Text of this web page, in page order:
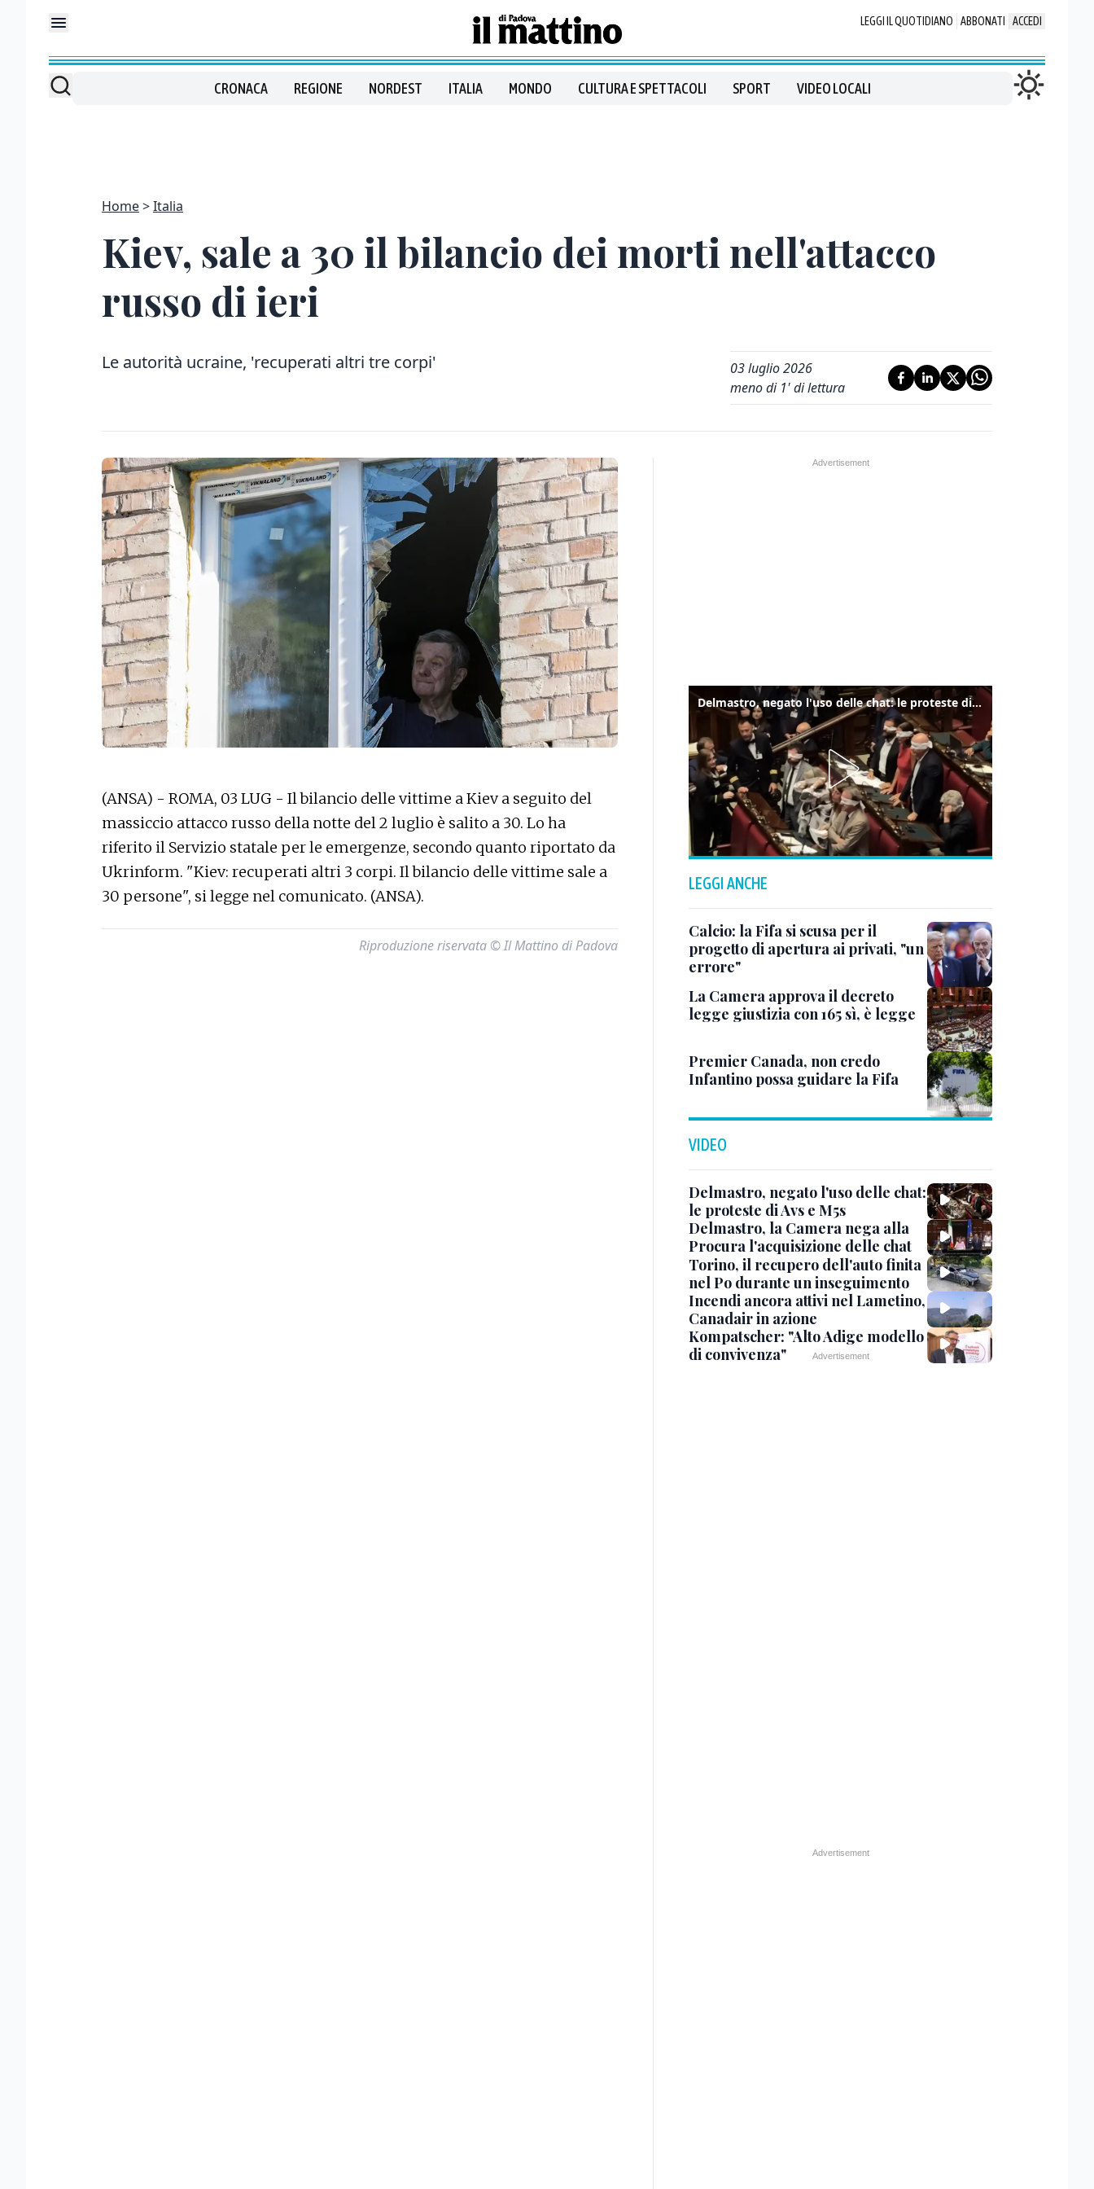
LEGGI IL QUOTIDIANO ABBONATI ACCEDI
CRONACA REGIONE NORDEST ITALIA MONDO CULTURA E SPETTACOLI SPORT VIDEO LOCALI
Home Italia
Kiev, sale a 30 il bilancio dei morti nell'attacco
russo di ieri
Le autorità ucraine, 'recuperati altri tre corpi'
03 luglio 2026
meno di 1' di lettura
(ANSA) - ROMA, 03 LUG - Il bilancio delle vittime a Kiev a seguito del
massiccio attacco russo della notte del 2 luglio è salito a 30. Lo ha
riferito il Servizio statale per le emergenze, secondo quanto riportato da
Ukrinform. "Kiev: recuperati altri 3 corpi. Il bilancio delle vittime sale a
30 persone", si legge nel comunicato. (ANSA).
Riproduzione riservata © Il Mattino di Padova
Delmastro, negato l'uso delle chat: le proteste di Avs e M5s
LEGGI ANCHE
Calcio: la Fifa si scusa per il
progetto di apertura ai privati, "un
errore"
La Camera approva il decreto
legge giustizia con 165 sì, è legge
Premier Canada, non credo
Infantino possa guidare la Fifa
VIDEO
Delmastro, negato l'uso delle chat:
le proteste di Avs e M5s
Delmastro, la Camera nega alla
Procura l'acquisizione delle chat
Torino, il recupero dell'auto finita
nel Po durante un inseguimento
Incendi ancora attivi nel Lametino,
Canadair in azione
Kompatscher: "Alto Adige modello
di convivenza"